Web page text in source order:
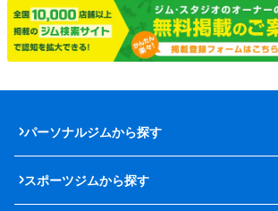
パーソナルジムから探す
スポーツジムから探す